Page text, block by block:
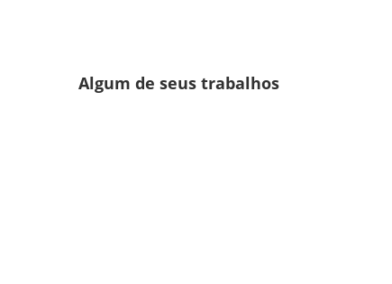
Algum de seus trabalhos